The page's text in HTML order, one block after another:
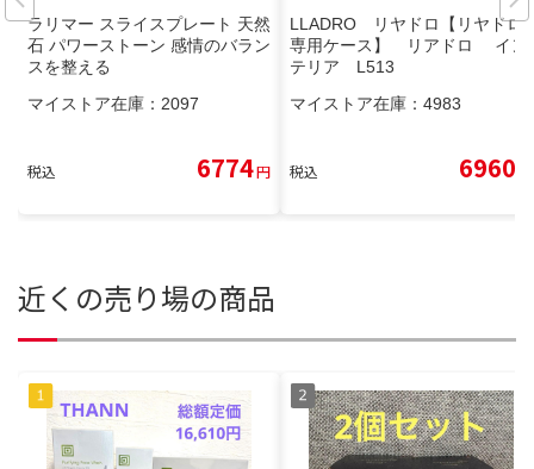
ラリマー スライスプレート 天然
石 パワーストーン 感情のバラン
スを整える
マイストア在庫： 2097
税込 6774円
LLADRO リヤドロ【リヤドロ
専用ケース】 リアドロ イン
テリア L513
マイストア在庫： 4983
税込 6960
近くの売り場の商品